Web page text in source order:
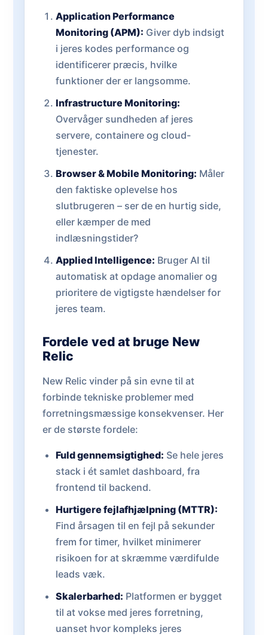
Application Performance
Monitoring (APM): Giver dyb indsigt
i jeres kodes performance og
identificerer præcis, hvilke
funktioner der er langsomme.
Infrastructure Monitoring:
Overvåger sundheden af jeres
servere, containere og cloud-
tjenester.
Browser & Mobile Monitoring: Måler
den faktiske oplevelse hos
slutbrugeren – ser de en hurtig side,
eller kæmper de med
indlæsningstider?
Applied Intelligence: Bruger AI til
automatisk at opdage anomalier og
prioritere de vigtigste hændelser for
jeres team.
Fordele ved at bruge New
Relic
New Relic vinder på sin evne til at
forbinde tekniske problemer med
forretningsmæssige konsekvenser. Her
er de største fordele:
Fuld gennemsigtighed: Se hele jeres
stack i ét samlet dashboard, fra
frontend til backend.
Hurtigere fejlafhjælpning (MTTR):
Find årsagen til en fejl på sekunder
frem for timer, hvilket minimerer
risikoen for at skræmme værdifulde
leads væk.
Skalerbarhed: Platformen er bygget
til at vokse med jeres forretning,
uanset hvor kompleks jeres